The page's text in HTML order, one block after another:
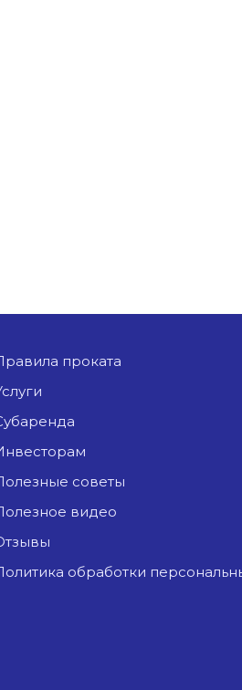
Правила проката
Услуги
Субаренда
Инвесторам
Полезные советы
Полезное видео
Отзывы
Политика обработки